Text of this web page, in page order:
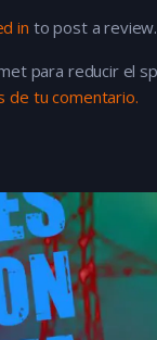
in to post a review.
para reducir el
de tu comentario.